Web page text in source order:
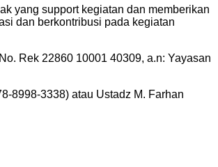
yang support kegiatan dan memberikan
dan berkontribusi pada kegiatan
Rek 22860 10001 40309, a.n: Yayasan
8998-3338) atau Ustadz M. Farhan